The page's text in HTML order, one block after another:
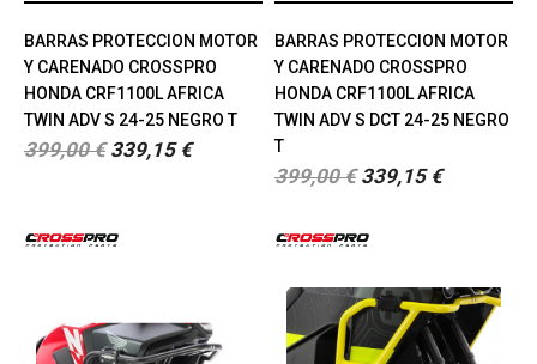
BARRAS PROTECCION MOTOR
Y CARENADO CROSSPRO
HONDA CRF1100L AFRICA
TWIN ADV S 24-25 NEGRO T
399,00 € 339,15 €
BARRAS PROTECCION MOTOR
Y CARENADO CROSSPRO
HONDA CRF1100L AFRICA
TWIN ADV S DCT 24-25 NEGRO
T
399,00 € 339,15 €